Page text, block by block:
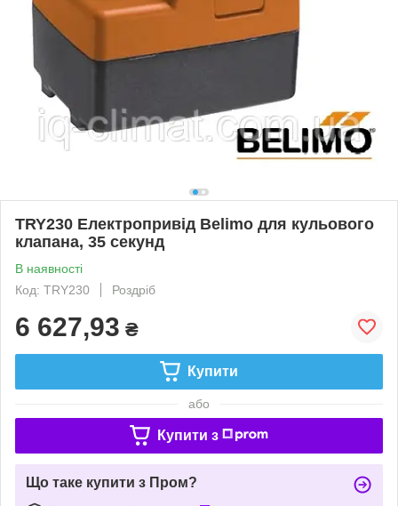
TRY230 Електропривід Belimo для кульового
клапана, 35 секунд
В наявності
Код: TRY230
Роздріб
6 627,93 ₴
Купити
або
Купити з
Що таке купити з Пром?